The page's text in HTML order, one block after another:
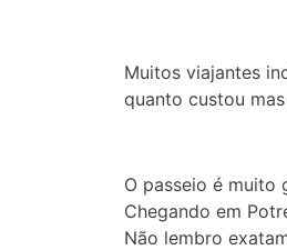
Muitos viajantes
quanto custou
O passeio é muito
Chegando em
Não lembro